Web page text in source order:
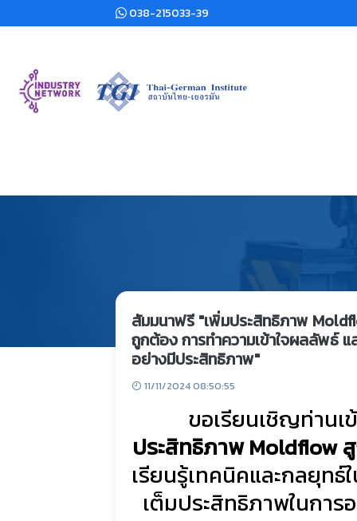
038-215033-39
สัมมนาฟรี "เพิ่มประสิทธิภาพ
ถูกต้อง การทำความเข้าใจผลลัพธ์
อย่างมีประสิทธิภาพ"
11/11/2024 08:50:55
ขอเรียนเชิญท่าน
ประสิทธิภาพ Moldflow
เรียนรู้เทคนิคและกลยุทธ์
เต็มประสิทธิภาพในกา